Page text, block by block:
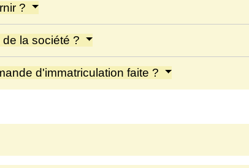
?
la société ?
d'immatriculation faite ?